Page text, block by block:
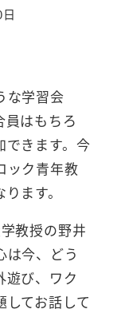
な学習会
員はもちろ
できます。今
ック青年教
ます。
教授の野井
は今、どう
遊び、ワク
てお話して